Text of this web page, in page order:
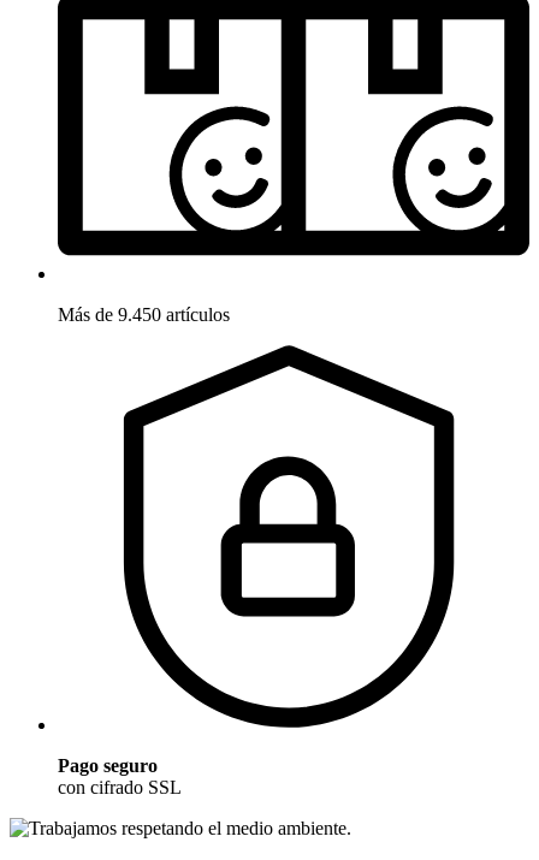
Más de 9.450 artículos
Pago seguro
con cifrado SSL